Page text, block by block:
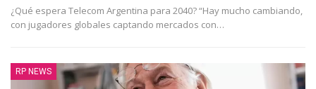
¿Qué espera Telecom Argentina para 2040? “Hay mucho cambiando,
con jugadores globales captando mercados con…
RP NEWS